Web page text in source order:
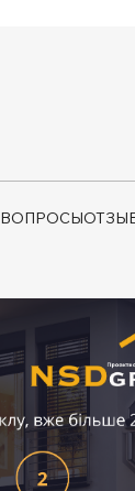
ВОПРОСЫ